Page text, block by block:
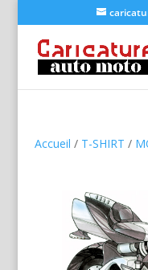
Accueil / T-SHIRT /